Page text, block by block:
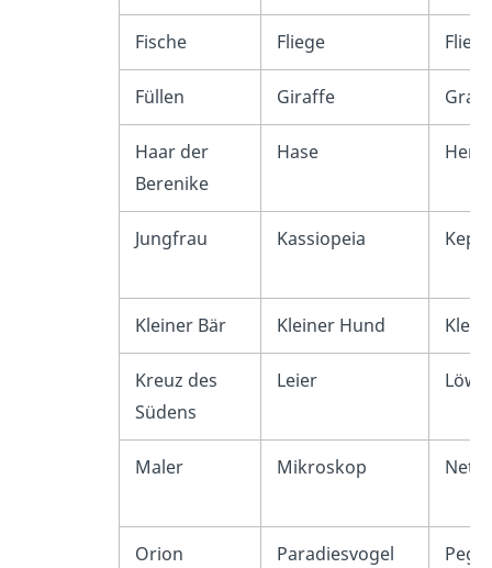
Fische Fliege
Füllen Giraffe
Haar der
Berenike
Hase
Jungfrau Kassiopeia
Kleiner Bär Kleiner Hund
Kreuz des
Südens
Leier Löwe
Maler Mikroskop Netz
Orion Paradiesvogel